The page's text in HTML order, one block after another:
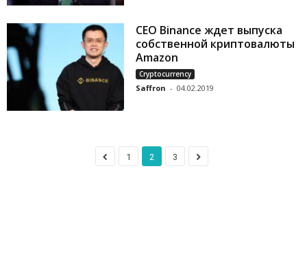
CEO Binance ждет выпуска
собственной криптовалюты
Amazon
Cryptocurrency
Saffron - 04.02.2019
1 2 3